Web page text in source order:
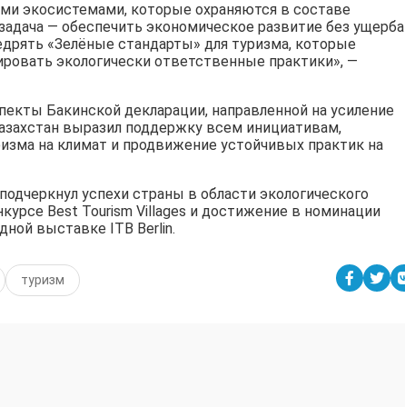
экосистемами, которые охраняются в составе
— обеспечить экономическое развитие без ущерба
«Зелёные стандарты» для туризма, которые
экологически ответственные практики», —
Бакинской декларации, направленной на усиление
выразил поддержку всем инициативам,
на климат и продвижение устойчивых практик на
успехи страны в области экологического
Best Tourism Villages и достижение в номинации
выставке ITB Berlin.
туризм